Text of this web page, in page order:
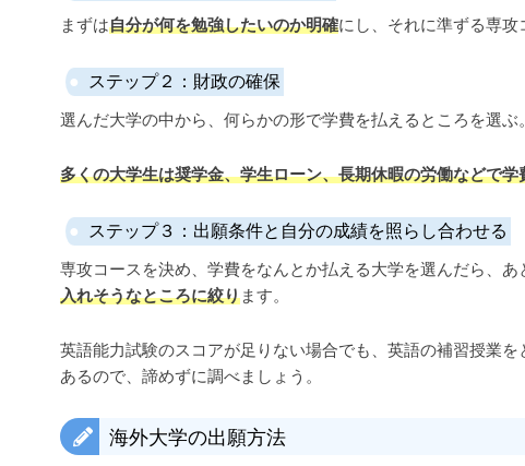
まずは自分が何を勉強したいのか明確にし、それに準ずる専攻
ステップ２：財政の確保
選んだ大学の中から、何らかの形で学費を払えるところを選ぶ。
多くの大学生は奨学金、学生ローン、長期休暇の労働などで学
ステップ３：出願条件と自分の成績を照らし合わせる
専攻コースを決め、学費をなんとか払える大学を選んだら、あ
入れそうなところに絞ります。
英語能力試験のスコアが足りない場合でも、英語の補習授業
あるので、諦めずに調べましょう。
海外大学の出願方法